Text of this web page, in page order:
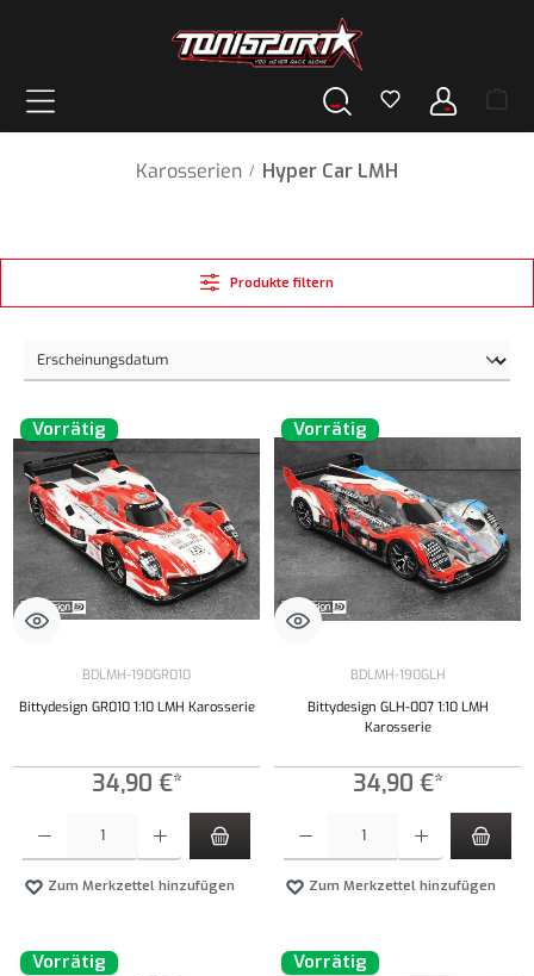
Karosserien / Hyper Car LMH
Produkte filtern
Vorrätig
BDLMH-190GR010
Bittydesign GR010 1:10 LMH Karosserie
34,90 €*
Zum Merkzettel hinzufügen
Vorrätig
BDLMH-190GLH
Bittydesign GLH-007 1:10 LMH
Karosserie
34,90 €*
Zum Merkzettel hinzufügen
Vorrätig Vorrätig